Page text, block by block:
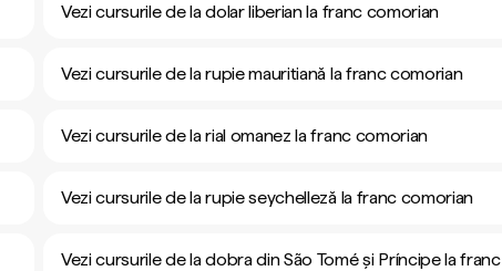
Vezi cursurile de la dolar liberian la franc comorian
Vezi cursurile de la rupie mauritiană la franc comorian
Vezi cursurile de la rial omanez la franc comorian
Vezi cursurile de la rupie seychelleză la franc comorian
Vezi cursurile de la dobra din São Tomé și Príncipe la franc